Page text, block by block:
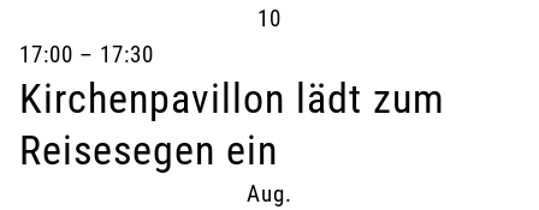
10
17:00 – 17:30
Kirchenpavillon lädt zum
Reisesegen ein
Aug.